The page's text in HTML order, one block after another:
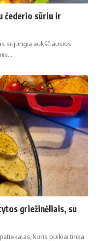
čederio sūriu ir
sujungia aukščiausios
griežinėliais, su
kuris puikiai tinka